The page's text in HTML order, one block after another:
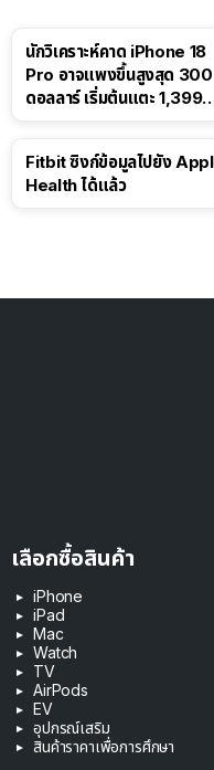
นักวิเคราะห์คาด iPhone 18
Pro อาจแพงขึ้นสูงสุด 300
ดอลลาร์ เริ่มต้นแตะ 1,399
Fitbit ซิงก์ข้อมูลไปยัง
Health ได้แล้ว
เลือกซื้อสินค้า
iPhone
iPad
Mac
Watch
TV
AirPods
EV
อุปกรณ์เสริม
สินค้าราคาเพื่อการศึกษา